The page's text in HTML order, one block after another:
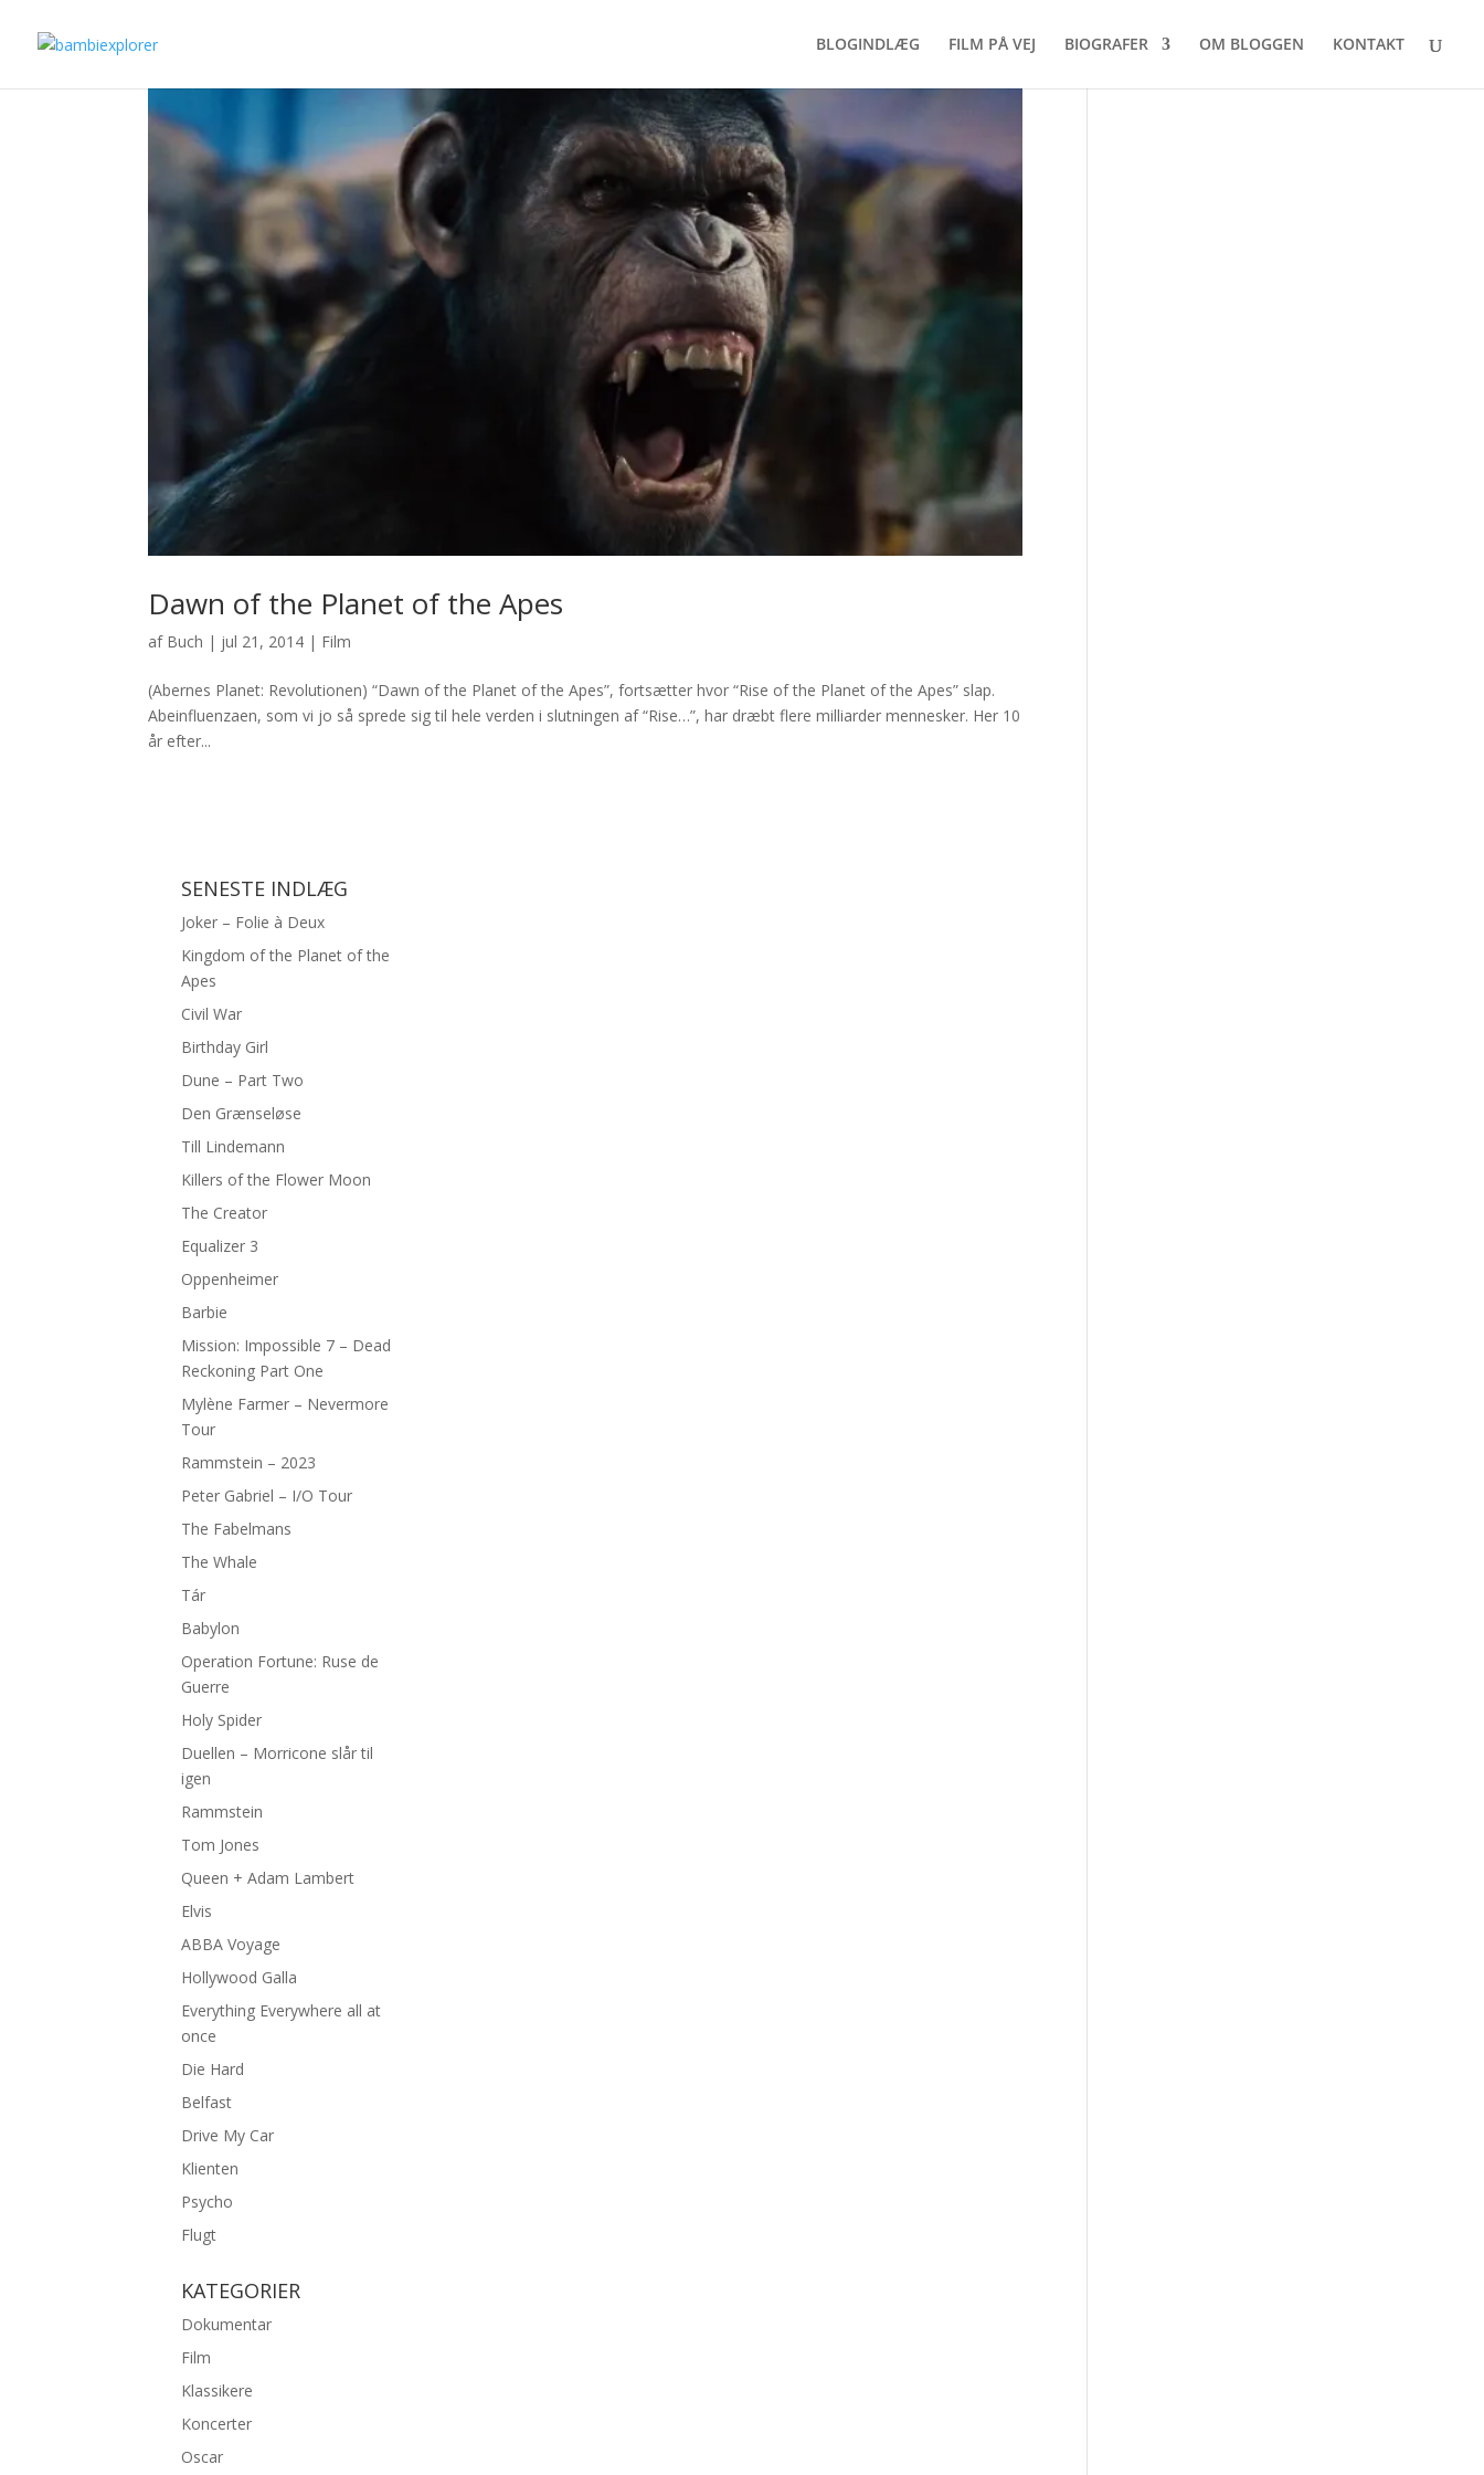
BLOGINDLÆG FILM PÅ VEJ BIOGRAFER OM BLOGGEN KONTAKT
Dawn of the Planet of the Apes
af Buch | jul 21, 2014 | Film
(Abernes Planet: Revolutionen) “Dawn of the Planet of the Apes”, fortsætter hvor “Rise of the Planet of the Apes” slap.
Abeinfluenzaen, som vi jo så sprede sig til hele verden i slutningen af “Rise…”, har dræbt flere milliarder mennesker. Her 10
år efter...
SENESTE INDLÆG
Joker – Folie à Deux
Kingdom of the Planet of the
Apes
Civil War
Birthday Girl
Dune – Part Two
Den Grænseløse
Till Lindemann
Killers of the Flower Moon
The Creator
Equalizer 3
Oppenheimer
Barbie
Mission: Impossible 7 – Dead
Reckoning Part One
Mylène Farmer – Nevermore
Tour
Rammstein – 2023
Peter Gabriel – I/O Tour
The Fabelmans
The Whale
Tár
Babylon
Operation Fortune: Ruse de
Guerre
Holy Spider
Duellen – Morricone slår til
igen
Rammstein
Tom Jones
Queen + Adam Lambert
Elvis
ABBA Voyage
Hollywood Galla
Everything Everywhere all at
once
Die Hard
Belfast
Drive My Car
Klienten
Psycho
Flugt
KATEGORIER
Dokumentar
Film
Klassikere
Koncerter
Oscar